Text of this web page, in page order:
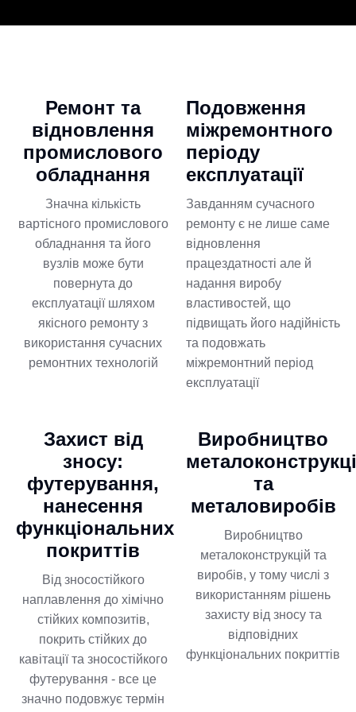
Ремонт та
відновлення
промислового
обладнання
Значна кількість
вартісного промислового
обладнання та його
вузлів може бути
повернута до
експлуатації шляхом
якісного ремонту з
використання сучасних
ремонтних технологій
Подовження
міжремонтного
періоду
експлуатації
Завданням сучасного
ремонту є не лише саме
відновлення
працездатності але й
надання виробу
властивостей, що
підвищать його надійність
та подовжать
міжремонтний період
експлуатації
Захист від
зносу:
футерування,
нанесення
функціональних
покриттів
Від зносостійкого
наплавлення до хімічно
стійких композитів,
покрить стійких до
кавітації та зносостійкого
футерування - все це
значно подовжує термін
Виробництво
та
металовиробів
Виробництво
металоконструкцій та
виробів, у тому числі з
використанням рішень
захисту від зносу та
відповідних
функціональних покриттів